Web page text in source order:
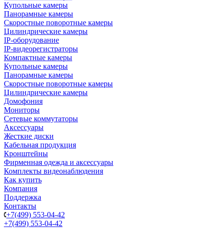
Купольные камеры
Панорамные камеры
Скоростные поворотные камеры
Цилиндрические камеры
IP-оборудование
IP-видеорегистраторы
Компактные камеры
Купольные камеры
Панорамные камеры
Скоростные поворотные камеры
Цилиндрические камеры
Домофония
Мониторы
Сетевые коммутаторы
Аксессуары
Жесткие диски
Кабельная продукция
Кронштейны
Фирменная одежда и аксессуары
Комплекты видеонаблюдения
Как купить
Компания
Поддержка
Контакты
+7(499) 553-04-42
+7(499) 553-04-42